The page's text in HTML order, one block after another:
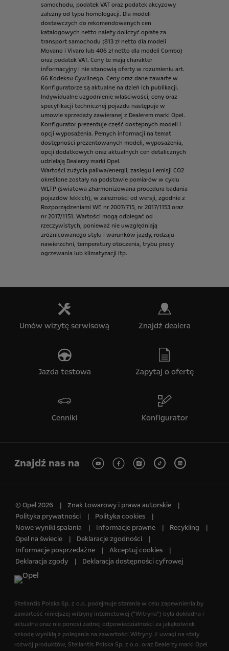
samochodu, podatek VAT oraz podatek akcyzowy
zależny od typu homologacji. Dla modeli
dostawczych do rekomendowanych cen
katalogowych netto należy doliczyć opłatę za
transport samochodu (813 zł netto dla modeli
Movano i Vivaro lub 406 zł netto dla modeli Combo)
oraz podatek VAT. Ceny te mają charakter
informacyjny i nie stanowią oferty w rozumieniu art.
66 Kodeksu Cywilnego. Ceny oraz dane zawarte w
Konfiguratorze są aktualne na dzień ich publikacji.
Indywidualne uzgodnienie właściwości, ceny oraz
specyfikacji technicznej pojazdu następuje w
umowie sprzedaży zawieranej z Dealerem marki Opel.
Konfigurator prezentuje część dostępnych modeli i
opcji wyposażenia. Pełnych informacji na temat
dostępności prezentowanych modeli, wyposażenia,
opcji dodatkowych oraz aktualnych cen detalicznych
udzielają Dealerzy marki Opel.
Wartości zużycia paliwa/energii, zasięgu i emisji CO2
określone zostały na podstawie pomiarów w cyklu
WLTP (światowa zharmonizowana procedura badania
pojazdów lekkich), w zależności od wersji, zgodnie z
Rozporządzeniami WE nr 2007/715, nr 2017/1153 oraz
nr 2017/1151. Wartości mogą odbiegać od
rzeczywistych, ponieważ nie uwzględniają
zróżnicowanego stylu i warunków jazdy, rodzaju
nawierzchni, temperatury otoczenia, trybu pracy
ogrzewania lub klimatyzacji itp.
Umów wizytę serwisową Znajdź dealera
Jazda testowa Zapytaj o ofertę
Cenniki Konfigurator
Znajdź nas na
© Opel 2026
Znak towarowy i prawa autorskie
Polityka prywatności
Polityka cookies
Nowe wyniki spalania
Informacje prawne
Recykling
Opel na świecie
Deklaracje zgodności
Informacje posprzedażne
Akceptuj cookies
Deklaracja zgody
Deklaracja dostępności cyfrowej
Stellantis Polska Sp. z o.o.​ podejmuje starania w celu zapewnienia by
zawartość niniejszej witryny internetowej (“Witryna”) była dokładna i
aktualna oraz nie ponosi żadnej odpowiedzialności za jakąkolwiek
szkodę wynikłą z polegania na zawartości Witryny. Z uwagi na stały
rozwój produktów, Stellantis Polska Sp. z o.o.​ oraz Dealerzy marki Opel